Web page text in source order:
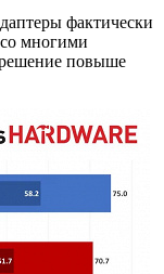
фактически
многими
повыше